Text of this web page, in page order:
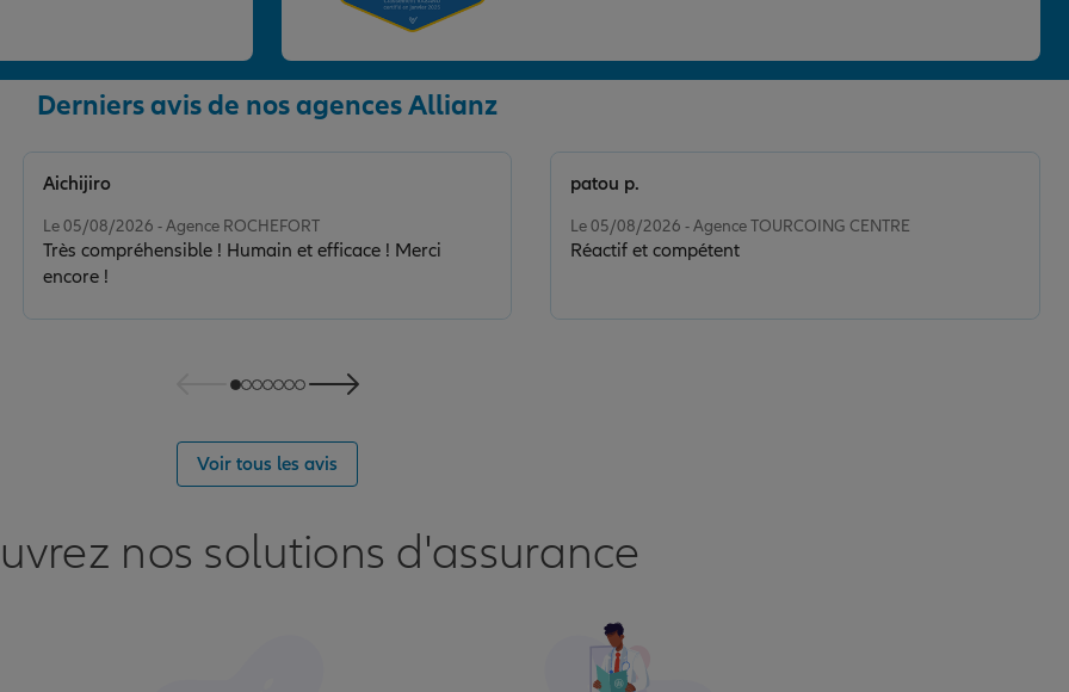
Derniers avis de nos agences Allianz
Le 05/08/2026 - Agence ROCHEFORT
Très compréhensible ! Humain et efficace ! Merci
encore !
Aichijiro
Le 05/08/2026 - Agence TOURCOING CENTRE
Réactif et compétent
patou p.
Voir tous les avis
nos solutions d'assurance